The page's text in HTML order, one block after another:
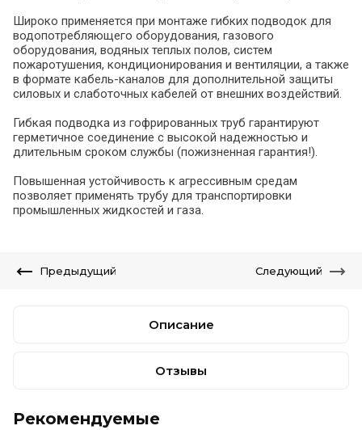
Широко применяется при монтаже гибких подводок для
водопотребляющего оборудования, газового
оборудования, водяных теплых полов, систем
пожаротушения, кондиционирования и вентиляции, а также
в формате кабель-каналов для дополнительной защиты
силовых и слаботочных кабелей от внешних воздействий.
Гибкая подводка из гофрированных труб гарантируют
герметичное соединение с высокой надежностью и
длительным сроком службы (пожизненная гарантия!).
Повышенная устойчивость к агрессивным средам
позволяет применять трубу для транспортировки
промышленных жидкостей и газа.
Предыдущий Следующий
Описание
Отзывы
Рекомендуемые